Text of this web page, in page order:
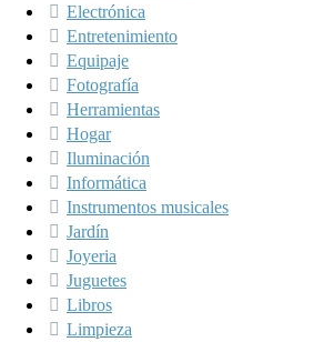
Electrónica
Entretenimiento
Equipaje
Fotografía
Herramientas
Hogar
Iluminación
Informática
Instrumentos musicales
Jardín
Joyeria
Juguetes
Libros
Limpieza